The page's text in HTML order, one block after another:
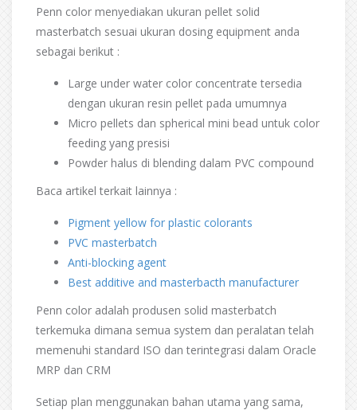
Penn color menyediakan ukuran pellet solid
masterbatch sesuai ukuran dosing equipment anda
sebagai berikut :
Large under water color concentrate tersedia
dengan ukuran resin pellet pada umumnya
Micro pellets dan spherical mini bead untuk color
feeding yang presisi
Powder halus di blending dalam PVC compound
Baca artikel terkait lainnya :
Pigment yellow for plastic colorants
PVC masterbatch
Anti-blocking agent
Best additive and masterbacth manufacturer
Penn color adalah produsen solid masterbatch
terkemuka dimana semua system dan peralatan telah
memenuhi standard ISO dan terintegrasi dalam Oracle
MRP dan CRM
Setiap plan menggunakan bahan utama yang sama,